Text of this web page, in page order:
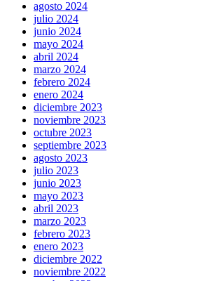
agosto 2024
julio 2024
junio 2024
mayo 2024
abril 2024
marzo 2024
febrero 2024
enero 2024
diciembre 2023
noviembre 2023
octubre 2023
septiembre 2023
agosto 2023
julio 2023
junio 2023
mayo 2023
abril 2023
marzo 2023
febrero 2023
enero 2023
diciembre 2022
noviembre 2022